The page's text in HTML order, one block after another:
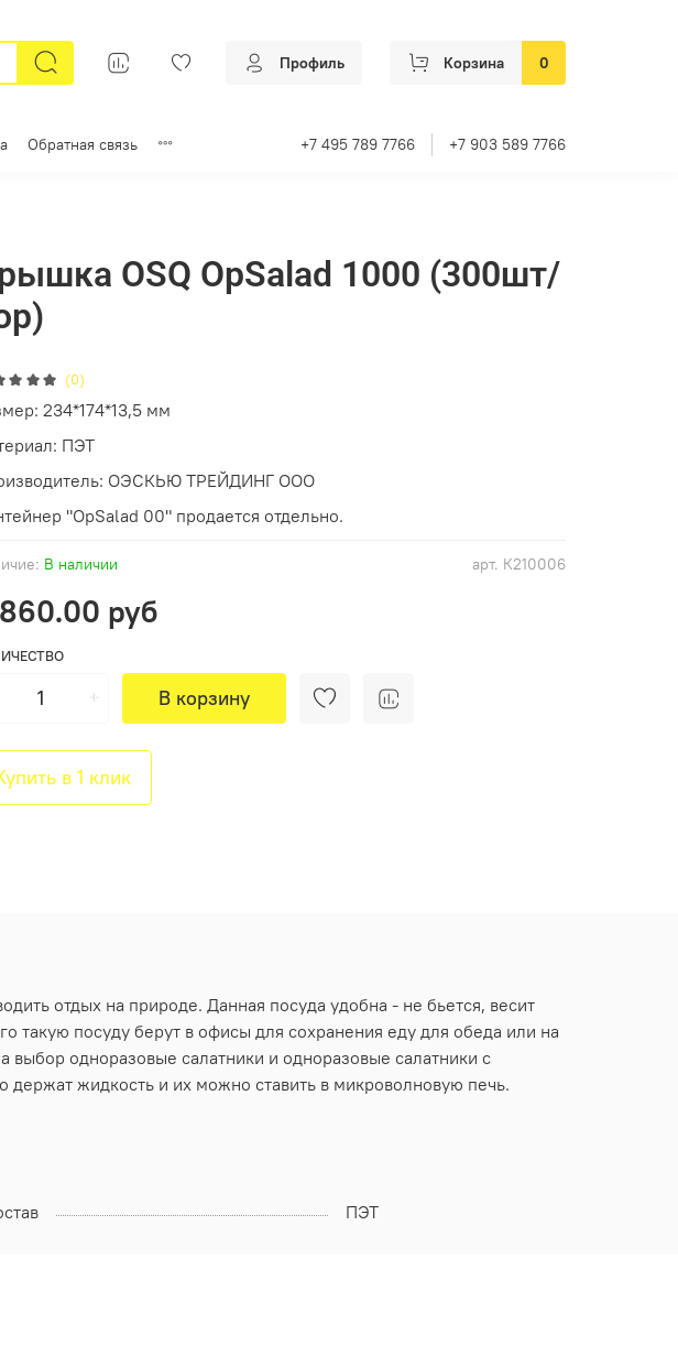
Профиль Корзина 0
Обратная связь +7 495 789 7766 +7 903 589 7766
(0)
арт. К210006
В наличии
OSQ OpSalad 1000 (300шт/
руб
В корзину
в 1 клик
234*174*13,5 мм
ПЭТ
ОЭСКЬЮ ТРЕЙДИНГ ООО
"OpSalad 00" продается отдельно.
отдых на природе. Данная посуда удобна - не бьется, весит
посуду берут в офисы для сохранения еду для обеда или на
одноразовые салатники и одноразовые салатники с
жидкость и их можно ставить в микроволновую печь.
ПЭТ